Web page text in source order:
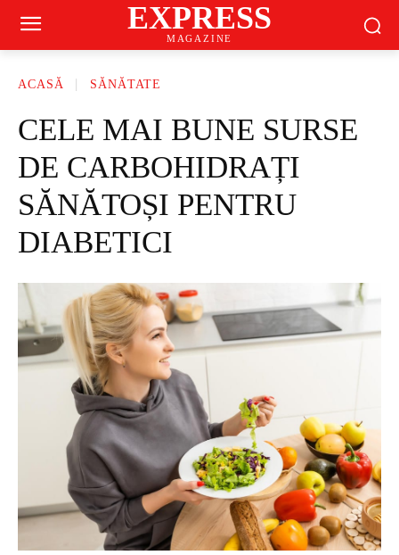
EXPRESS
MAGAZINE
ACASĂ SĂNĂTATE
CELE MAI BUNE SURSE
DE CARBOHIDRAȚI
SĂNĂTOȘI PENTRU
DIABETICI